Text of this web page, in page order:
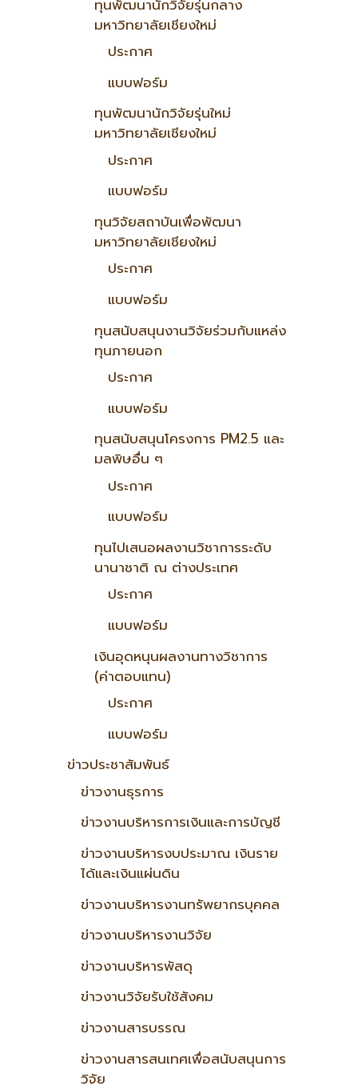
ทุนพัฒนานักวิจัยรุ่นกลาง
มหาวิทยาลัยเชียงใหม่
ประกาศ
แบบฟอร์ม
ทุนพัฒนานักวิจัยรุ่นใหม่
มหาวิทยาลัยเชียงใหม่
ประกาศ
แบบฟอร์ม
ทุนวิจัยสถาบันเพื่อพัฒนา
มหาวิทยาลัยเชียงใหม่
ประกาศ
แบบฟอร์ม
ทุนสนับสนุนงานวิจัยร่วมกับแหล่ง
ทุนภายนอก
ประกาศ
แบบฟอร์ม
ทุนสนับสนุนโครงการ PM2.5 และ
มลพิษอื่น ๆ
ประกาศ
แบบฟอร์ม
ทุนไปเสนอผลงานวิชาการระดับ
นานาชาติ ณ ต่างประเทศ
ประกาศ
แบบฟอร์ม
เงินอุดหนุนผลงานทางวิชาการ
(ค่าตอบแทน)
ประกาศ
แบบฟอร์ม
ข่าวประชาสัมพันธ์
ข่าวงานธุรการ
ข่าวงานบริหารการเงินและการบัญชี
ข่าวงานบริหารงบประมาณ เงินราย
ได้และเงินแผ่นดิน
ข่าวงานบริหารงานทรัพยากรบุคคล
ข่าวงานบริหารงานวิจัย
ข่าวงานบริหารพัสดุ
ข่าวงานวิจัยรับใช้สังคม
ข่าวงานสารบรรณ
ข่าวงานสารสนเทศเพื่อสนับสนุนการ
วิจัย